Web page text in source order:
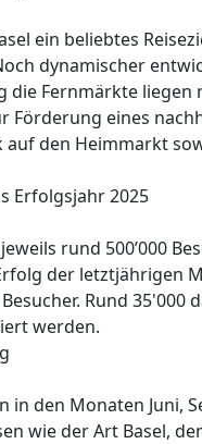
ein beliebtes
dynamischer
die Fernmärkte
Förderung eines
den Heimmarkt
Erfolgsjahr 2025
rund 500’000
der letztjährigen
Rund
werden.
den Monaten Juni,
wie der Art Basel,